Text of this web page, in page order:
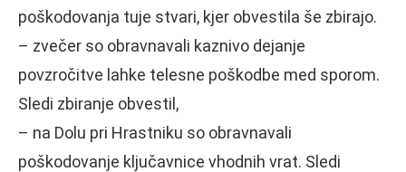
poškodovanja tuje stvari, kjer obvestila še zbirajo.
– zvečer so obravnavali kaznivo dejanje
povzročitve lahke telesne poškodbe med sporom.
Sledi zbiranje obvestil,
– na Dolu pri Hrastniku so obravnavali
poškodovanje ključavnice vhodnih vrat. Sledi